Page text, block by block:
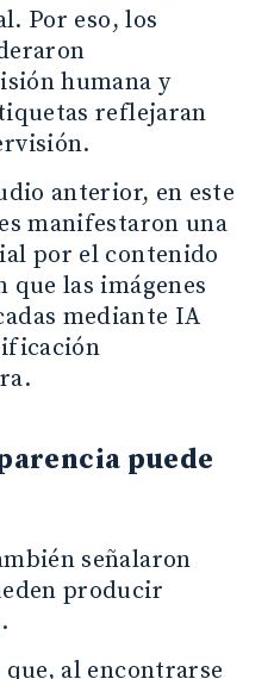
Por eso, los
humana y
reflejaran
anterior, en este
manifestaron una
por el contenido
que las imágenes
mediante IA
puede
señalaron
producir
al encontrarse